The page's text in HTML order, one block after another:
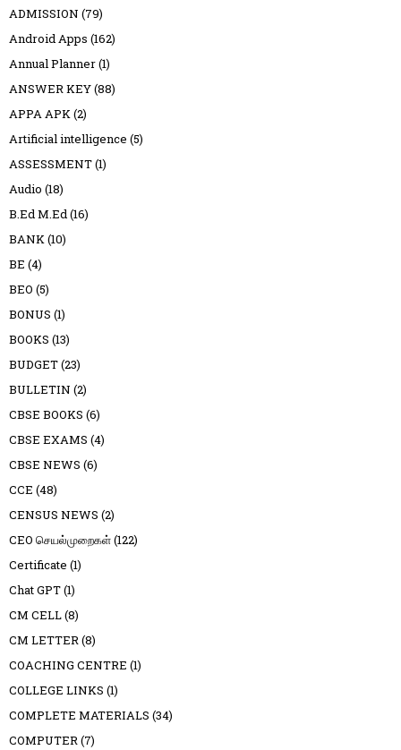
ADMISSION (79)
Android Apps (162)
Annual Planner(1)
ANSWER KEY(88)
APPA APK(2)
Artificial intelligence (5)
ASSESSMENT(1)
Audio (18)
B.Ed M.Ed(16)
BANK(10)
BE (4)
BEO (5)
BONUS (1)
BOOKS (13)
BUDGET(23)
BULLETIN (2)
CBSE BOOKS (6)
CBSE EXAMS (4)
CBSE NEWS (6)
CCE (48)
CENSUS NEWS (2)
CEO செயல்முறைகள்(122)
Certificate (1)
Chat GPT(1)
CM CELL(8)
CM LETTER(8)
COACHING CENTRE (1)
COLLEGE LINKS (1)
COMPLETE MATERIALS (34)
COMPUTER(7)